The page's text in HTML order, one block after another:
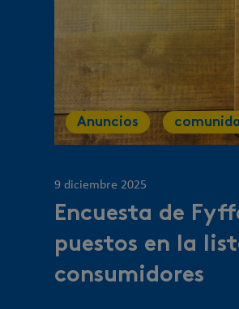
Anuncios
9 diciembre 2025
Encuesta de
puestos en la
consumidores